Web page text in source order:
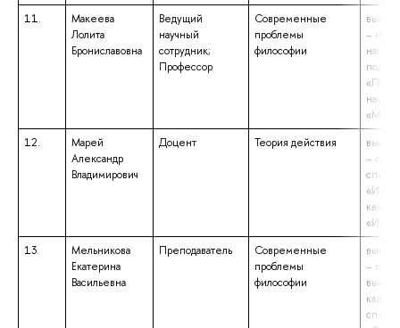
11.
Макеева
Лолита
Брониславовна
Ведущий
научный
сотрудник;
Профессор
Современные
проблемы
философии
–
12.
Марей
Александр
Владимирович
Доцент Теория действия
–
13.
Мельникова
Екатерина
Васильевна
Преподаватель
Современные
проблемы
философии
–